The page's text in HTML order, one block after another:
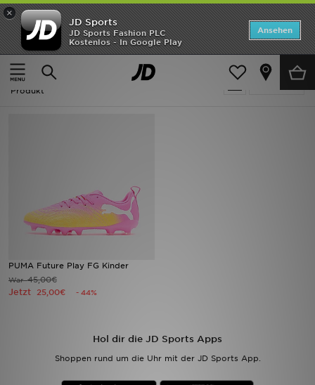
×
JD Sports
JD Sports Fashion PLC
Kostenlos - In Google Play
Ansehen
Startseite
Kinder
verfeinern
Kinder - Rosa PUMA
Produkt
PUMA Future Play FG Kinder
War45,00€
Jetzt 25,00€ - 44%
Hol dir die JD Sports Apps
Shoppen rund um die Uhr mit der JD Sports App.
Startseite
ANGEBOTE
Marken
Kinder
JD Exklusives
Lade Die APP